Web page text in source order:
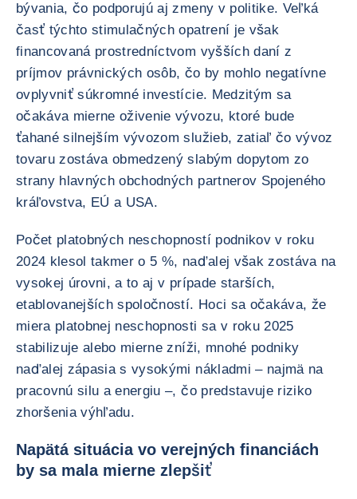
bývania, čo podporujú aj zmeny v politike. Veľká
časť týchto stimulačných opatrení je však
financovaná prostredníctvom vyšších daní z
príjmov právnických osôb, čo by mohlo negatívne
ovplyvniť súkromné investície. Medzitým sa
očakáva mierne oživenie vývozu, ktoré bude
ťahané silnejším vývozom služieb, zatiaľ čo vývoz
tovaru zostáva obmedzený slabým dopytom zo
strany hlavných obchodných partnerov Spojeného
kráľovstva, EÚ a USA.
Počet platobných neschopností podnikov v roku
2024 klesol takmer o 5 %, naďalej však zostáva na
vysokej úrovni, a to aj v prípade starších,
etablovanejších spoločností. Hoci sa očakáva, že
miera platobnej neschopnosti sa v roku 2025
stabilizuje alebo mierne zníži, mnohé podniky
naďalej zápasia s vysokými nákladmi – najmä na
pracovnú silu a energiu –, čo predstavuje riziko
zhoršenia výhľadu.
Napätá situácia vo verejných financiách
by sa mala mierne zlepšiť